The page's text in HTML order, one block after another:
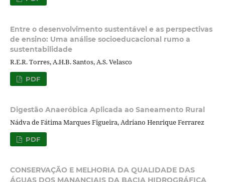
Entre o desenvolvimento sustentável e as perspectivas
de ensino: Uma análise socioeducacional rumo a
sustentabilidade
R.E.R. Torres, A.H.B. Santos, A.S. Velasco
PDF
Digestão Anaeróbica Aplicada ao Saneamento Rural
Nádva de Fátima Marques Figueira, Adriano Henrique Ferrarez
PDF
CONSERVAÇÃO E MELHORIA DA QUALIDADE DAS